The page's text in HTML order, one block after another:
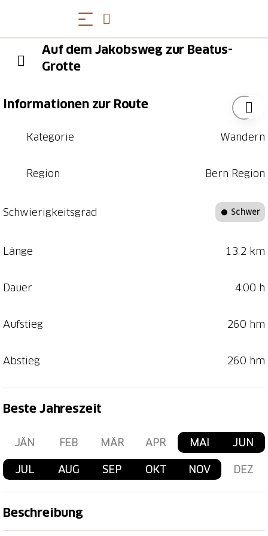
Auf dem Jakobsweg zur Beatus-
Grotte
Informationen zur Route
Kategorie Wandern
Region Bern Region
Schwierigkeitsgrad Schwer
Länge 13.2 km
Dauer 4:00 h
Aufstieg 260 hm
Abstieg 260 hm
Beste Jahreszeit
JÄN FEB MÄR APR MAI JUN
JUL AUG SEP OKT NOV DEZ
Beschreibung